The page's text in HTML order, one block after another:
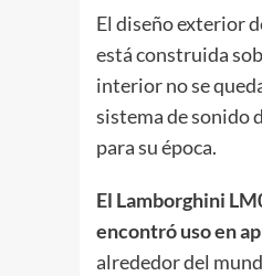
El diseño exterior
está construida
interior no se
sistema de sonido
para su época.
El Lamborghini
encontró uso en
alrededor del